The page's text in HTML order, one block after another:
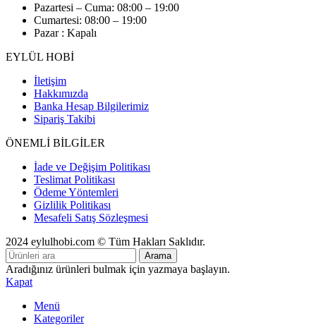
Pazartesi – Cuma: 08:00 – 19:00
Cumartesi: 08:00 – 19:00
Pazar : Kapalı
EYLÜL HOBİ
İletişim
Hakkımızda
Banka Hesap Bilgilerimiz
Sipariş Takibi
ÖNEMLİ BİLGİLER
İade ve Değişim Politikası
Teslimat Politikası
Ödeme Yöntemleri
Gizlilik Politikası
Mesafeli Satış Sözleşmesi
2024 eylulhobi.com © Tüm Hakları Saklıdır.
Arama
Aradığınız ürünleri bulmak için yazmaya başlayın.
Kapat
Menü
Kategoriler